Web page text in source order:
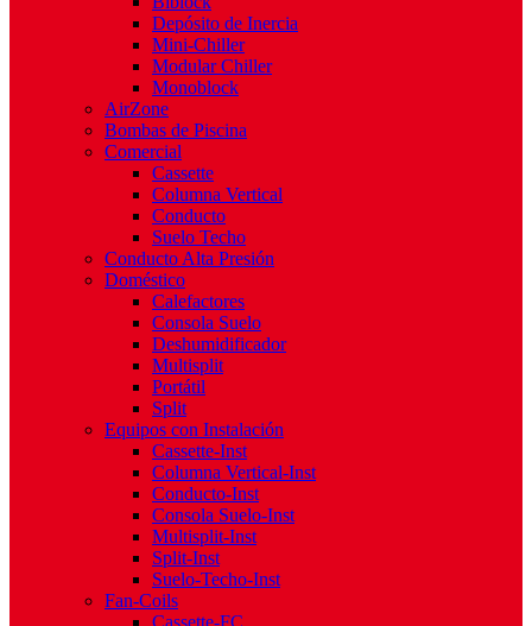
Depósito de Inercia
Mini-Chiller
Modular Chiller
Monoblock
AirZone
Bombas de Piscina
Comercial
Cassette
Columna Vertical
Conducto
Suelo Techo
Conducto Alta Presión
Doméstico
Calefactores
Consola Suelo
Deshumidificador
Multisplit
Portátil
Split
Equipos con Instalación
Cassette-Inst
Columna Vertical-Inst
Conducto-Inst
Consola Suelo-Inst
Multisplit-Inst
Split-Inst
Suelo-Techo-Inst
Fan-Coils
Cassette-FC